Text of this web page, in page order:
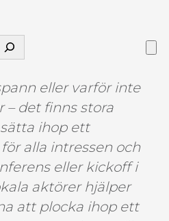
Sök
eller varför inte
– det finns stora
ihop ett
alla intressen och
eller kickoff i
aktörer hjälper
att plocka ihop ett